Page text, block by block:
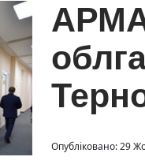
АРМА
Опубліковано: 29